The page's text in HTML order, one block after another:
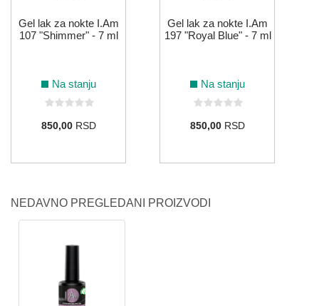
Gel lak za nokte I.Am
107 "Shimmer" - 7 ml
Na stanju
850,00RSD
Gel lak za nokte I.Am
197 "Royal Blue" - 7 ml
Na stanju
850,00RSD
NEDAVNO PREGLEDANI PROIZVODI